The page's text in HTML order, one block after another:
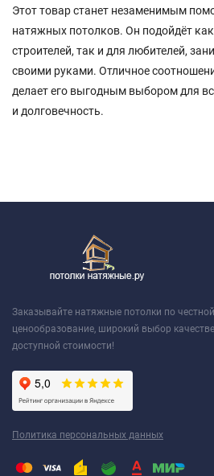
Этот товар станет незаменимым
натяжных потолков. Он подойдёт
строителей, так и для любителей,
своими руками. Отличное
делает его выгодным выбором для
и долговечность.
Заказывайте натяжные потолки по
ценообразование, широкий выбор
доступной стоимости!
Политика персональных данных